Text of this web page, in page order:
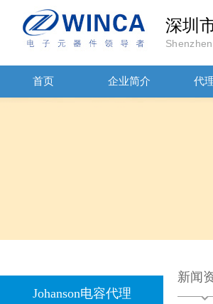
深圳
首页 企业简介 代
Johanson电容代理
新闻